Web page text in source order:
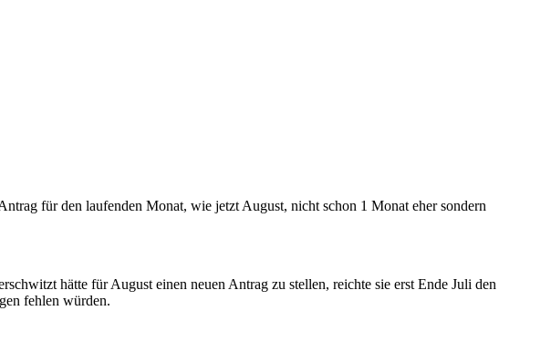
für den laufenden Monat, wie jetzt August, nicht schon 1 Monat eher sondern
hätte für August einen neuen Antrag zu stellen, reichte sie erst Ende Juli den
fehlen würden.